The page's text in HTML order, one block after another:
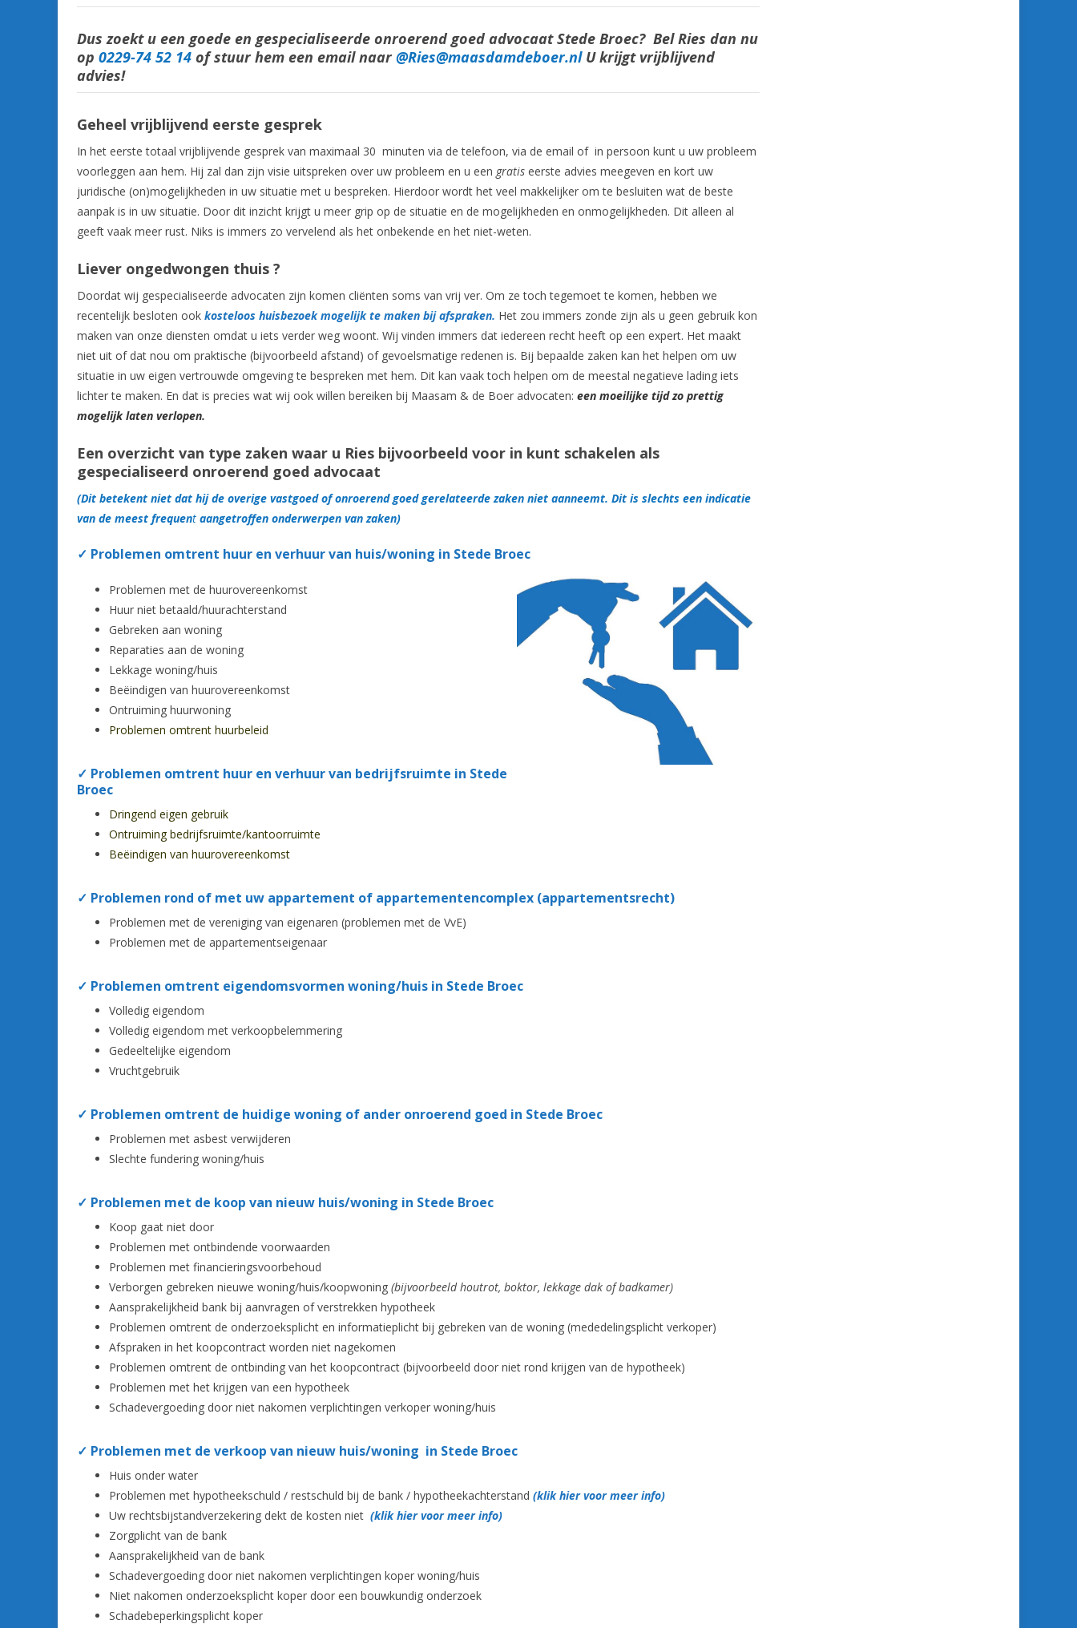
Dus zoekt u een goede en gespecialiseerde onroerend goed advocaat Stede Broec? Bel Ries dan nu
op 0229-74 52 14 of stuur hem een email naar @Ries@maasdamdeboer.nl U krijgt vrijblijvend
advies!
Geheel vrijblijvend eerste gesprek
In het eerste totaal vrijblijvende gesprek van maximaal 30 minuten via de telefoon, via de email of in persoon kunt u uw probleem
voorleggen aan hem. Hij zal dan zijn visie uitspreken over uw probleem en u een gratis eerste advies meegeven en kort uw
juridische (on)mogelijkheden in uw situatie met u bespreken. Hierdoor wordt het veel makkelijker om te besluiten wat de beste
aanpak is in uw situatie. Door dit inzicht krijgt u meer grip op de situatie en de mogelijkheden en onmogelijkheden. Dit alleen al
geeft vaak meer rust. Niks is immers zo vervelend als het onbekende en het niet-weten.
Liever ongedwongen thuis ?
Doordat wij gespecialiseerde advocaten zijn komen cliënten soms van vrij ver. Om ze toch tegemoet te komen, hebben we
recentelijk besloten ook kosteloos huisbezoek mogelijk te maken bij afspraken. Het zou immers zonde zijn als u geen gebruik kon
maken van onze diensten omdat u iets verder weg woont. Wij vinden immers dat iedereen recht heeft op een expert. Het maakt
niet uit of dat nou om praktische (bijvoorbeeld afstand) of gevoelsmatige redenen is. Bij bepaalde zaken kan het helpen om uw
situatie in uw eigen vertrouwde omgeving te bespreken met hem. Dit kan vaak toch helpen om de meestal negatieve lading iets
lichter te maken. En dat is precies wat wij ook willen bereiken bij Maasam & de Boer advocaten: een moeilijke tijd zo prettig
mogelijk laten verlopen.
Een overzicht van type zaken waar u Ries bijvoorbeeld voor in kunt schakelen als
gespecialiseerd onroerend goed advocaat
(Dit betekent niet dat hij de overige vastgoed of onroerend goed gerelateerde zaken niet aanneemt. Dit is slechts een indicatie
van de meest frequent aangetroffen onderwerpen van zaken)
✓ Problemen omtrent huur en verhuur van huis/woning in Stede Broec
Problemen met de huurovereenkomst
Huur niet betaald/huurachterstand
Gebreken aan woning
Reparaties aan de woning
Lekkage woning/huis
Beëindigen van huurovereenkomst
Ontruiming huurwoning
Problemen omtrent huurbeleid
✓ Problemen omtrent huur en verhuur van bedrijfsruimte in Stede
Broec
Dringend eigen gebruik
Ontruiming bedrijfsruimte/kantoorruimte
Beëindigen van huurovereenkomst
✓ Problemen rond of met uw appartement of appartementencomplex (appartementsrecht)
Problemen met de vereniging van eigenaren (problemen met de VvE)
Problemen met de appartementseigenaar
✓ Problemen omtrent eigendomsvormen woning/huis in Stede Broec
Volledig eigendom
Volledig eigendom met verkoopbelemmering
Gedeeltelijke eigendom
Vruchtgebruik
✓ Problemen omtrent de huidige woning of ander onroerend goed in Stede Broec
Problemen met asbest verwijderen
Slechte fundering woning/huis
✓ Problemen met de koop van nieuw huis/woning in Stede Broec
Koop gaat niet door
Problemen met ontbindende voorwaarden
Problemen met financieringsvoorbehoud
Verborgen gebreken nieuwe woning/huis/koopwoning (bijvoorbeeld houtrot, boktor, lekkage dak of badkamer)
Aansprakelijkheid bank bij aanvragen of verstrekken hypotheek
Problemen omtrent de onderzoeksplicht en informatieplicht bij gebreken van de woning (mededelingsplicht verkoper)
Afspraken in het koopcontract worden niet nagekomen
Problemen omtrent de ontbinding van het koopcontract (bijvoorbeeld door niet rond krijgen van de hypotheek)
Problemen met het krijgen van een hypotheek
Schadevergoeding door niet nakomen verplichtingen verkoper woning/huis
✓ Problemen met de verkoop van nieuw huis/woning in Stede Broec
Huis onder water
Problemen met hypotheekschuld / restschuld bij de bank / hypotheekachterstand (klik hier voor meer info)
Uw rechtsbijstandverzekering dekt de kosten niet (klik hier voor meer info)
Zorgplicht van de bank
Aansprakelijkheid van de bank
Schadevergoeding door niet nakomen verplichtingen koper woning/huis
Niet nakomen onderzoeksplicht koper door een bouwkundig onderzoek
Schadebeperkingsplicht koper